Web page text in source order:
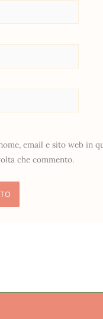
email e sito web in
che commento.